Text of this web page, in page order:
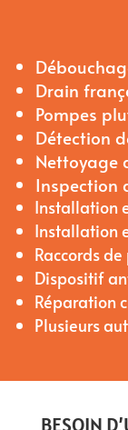
Drain
Pompes
Détection
Nettoyage
Inspection
Installation
Installation
Raccords
Dispositif
Réparation
Plusieurs
BESOIN